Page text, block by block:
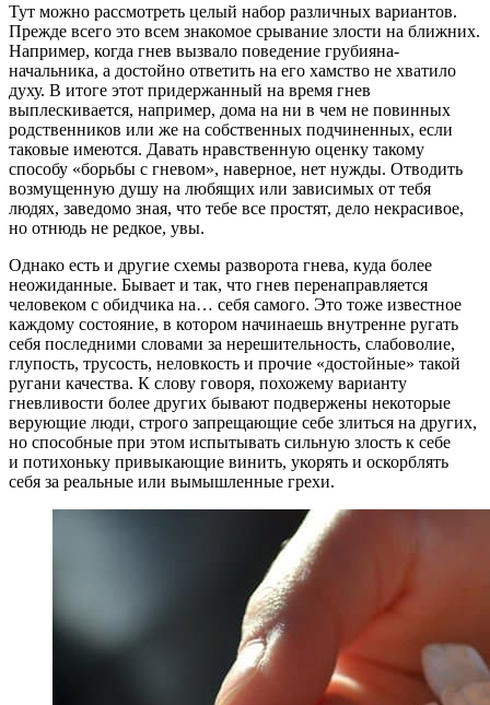
Тут можно рассмотреть целый набор различных вариантов.
Прежде всего это всем знакомое срывание злости на ближних.
Например, когда гнев вызвало поведение грубияна-
начальника, а достойно ответить на его хамство не хватило
духу. В итоге этот придержанный на время гнев
выплескивается, например, дома на ни в чем не повинных
родственников или же на собственных подчиненных, если
таковые имеются. Давать нравственную оценку такому
способу «борьбы с гневом», наверное, нет нужды. Отводить
возмущенную душу на любящих или зависимых от тебя
людях, заведомо зная, что тебе все простят, дело некрасивое,
но отнюдь не редкое, увы.
Однако есть и другие схемы разворота гнева, куда более
неожиданные. Бывает и так, что гнев перенаправляется
человеком с обидчика на… себя самого. Это тоже известное
каждому состояние, в котором начинаешь внутренне ругать
себя последними словами за нерешительность, слабоволие,
глупость, трусость, неловкость и прочие «достойные» такой
ругани качества. К слову говоря, похожему варианту
гневливости более других бывают подвержены некоторые
верующие люди, строго запрещающие себе злиться на других,
но способные при этом испытывать сильную злость к себе
и потихоньку привыкающие винить, укорять и оскорблять
себя за реальные или вымышленные грехи.